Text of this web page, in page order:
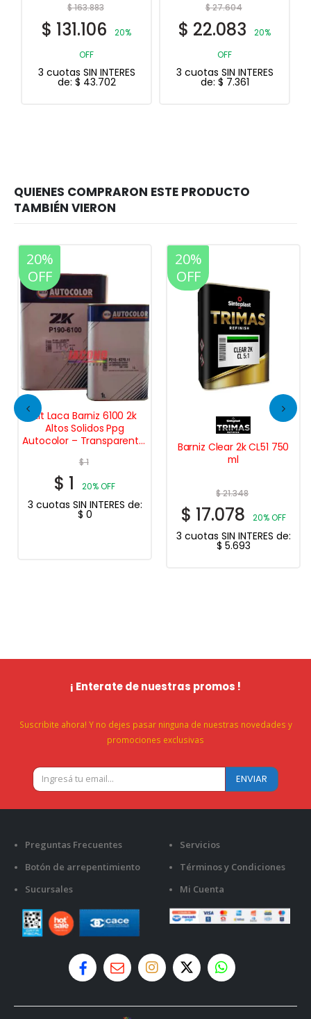
$163.883
$ 131.106
20%
OFF
3 cuotas SIN INTERES
de: $ 43.702
$27.604
$ 22.083
20%
OFF
3 cuotas SIN INTERES
de: $ 7.361
20%
OFF
Kit Laca Barniz 6100 2k
Altos Solidos Ppg
Autocolor – Transparente,
$1
$ 1 20% OFF
3 cuotas SIN INTERES de:
$ 0
20%
OFF
Barniz Clear 2k CL51 750
ml
$21.348
$ 17.078 20% OFF
3 cuotas SIN INTERES de:
$ 5.693
¡ Enterate de nuestras promos !
Suscribite ahora! Y no dejes pasar ninguna de nuestras novedades y
promociones exclusivas
Preguntas Frecuentes
Botón de arrepentimiento
Sucursales
Servicios
Términos y Condiciones
Mi Cuenta